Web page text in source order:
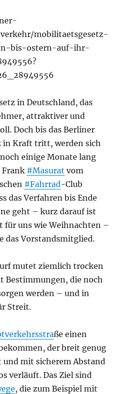
mobilitaetsgesetz-
bis-ostern-auf-ihr-
in Deutschland, das
attraktiver und
Doch bis das Berliner
in Kraft tritt, werden sich
einige Monate lang
Frank #Masurat vom
#Fahrrad-Club
das Verfahren bis Ende
geht – kurz darauf ist
für uns wie Weihnachten –
das Vorstandsmitglied.
mutet ziemlich trocken
Bestimmungen, die noch
werden – und in
Streit.
ße einen
der breit genug
und mit sicherem Abstand
verläuft. Das Ziel sind
, die zum Beispiel mit